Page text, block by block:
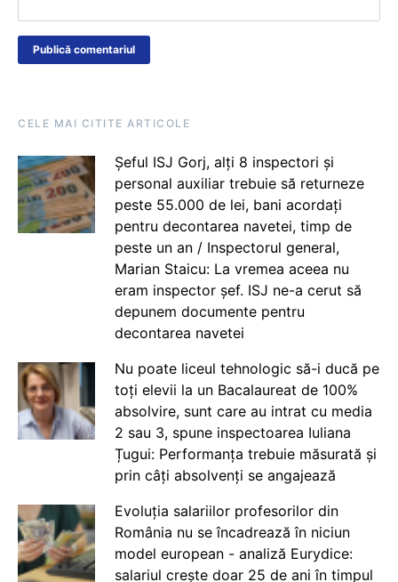
CELE MAI CITITE ARTICOLE
Șeful ISJ Gorj, alți 8 inspectori și
personal auxiliar trebuie să returneze
peste 55.000 de lei, bani acordați
pentru decontarea navetei, timp de
peste un an / Inspectorul general,
Marian Staicu: La vremea aceea nu
eram inspector șef. ISJ ne-a cerut să
depunem documente pentru
decontarea navetei
Nu poate liceul tehnologic să-i ducă pe
toți elevii la un Bacalaureat de 100%
absolvire, sunt care au intrat cu media
2 sau 3, spune inspectoarea Iuliana
Țugui: Performanța trebuie măsurată și
prin câți absolvenți se angajează
Evoluția salariilor profesorilor din
România nu se încadrează în niciun
model european - analiză Eurydice:
salariul crește doar 25 de ani în timpul